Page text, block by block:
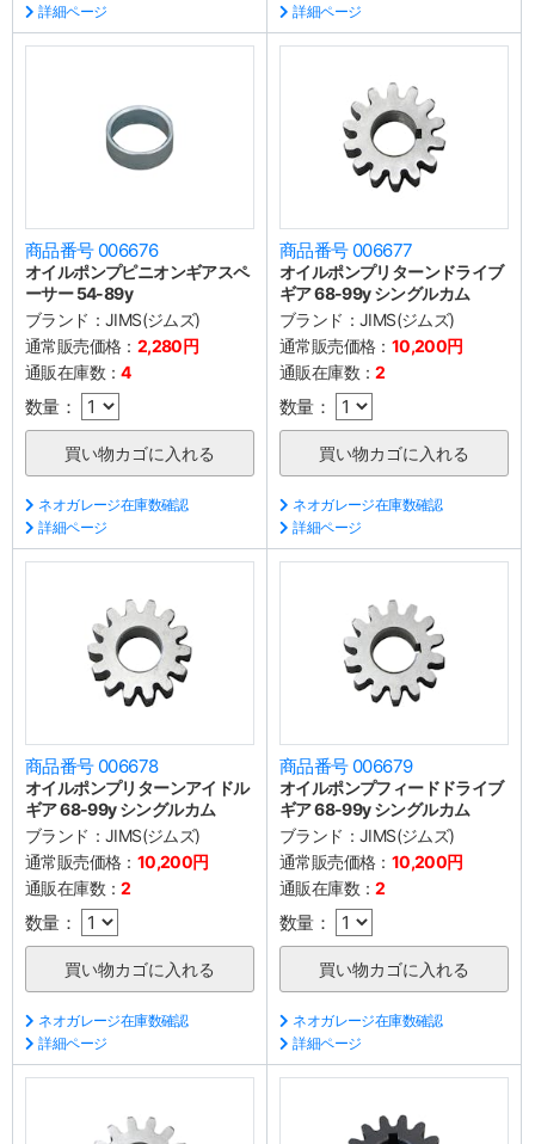
詳細ページ
詳細ページ
商品番号 006676
オイルポンプピニオンギアスペ
ーサー 54-89y
ブランド： JIMS(ジムズ)
通常販売価格： 2,280円
通販在庫数：4
数量：
ネオガレージ在庫数確認
詳細ページ
商品番号 006677
オイルポンプリターンドライブ
ギア 68-99y シングルカム
ブランド： JIMS(ジムズ)
通常販売価格： 10,200円
通販在庫数：2
数量：
ネオガレージ在庫数確認
詳細ページ
商品番号 006678
オイルポンプリターンアイドル
ギア 68-99y シングルカム
ブランド： JIMS(ジムズ)
通常販売価格： 10,200円
通販在庫数：2
数量：
ネオガレージ在庫数確認
詳細ページ
商品番号 006679
オイルポンプフィードドライブ
ギア 68-99y シングルカム
ブランド： JIMS(ジムズ)
通常販売価格： 10,200円
通販在庫数：2
数量：
ネオガレージ在庫数確認
詳細ページ